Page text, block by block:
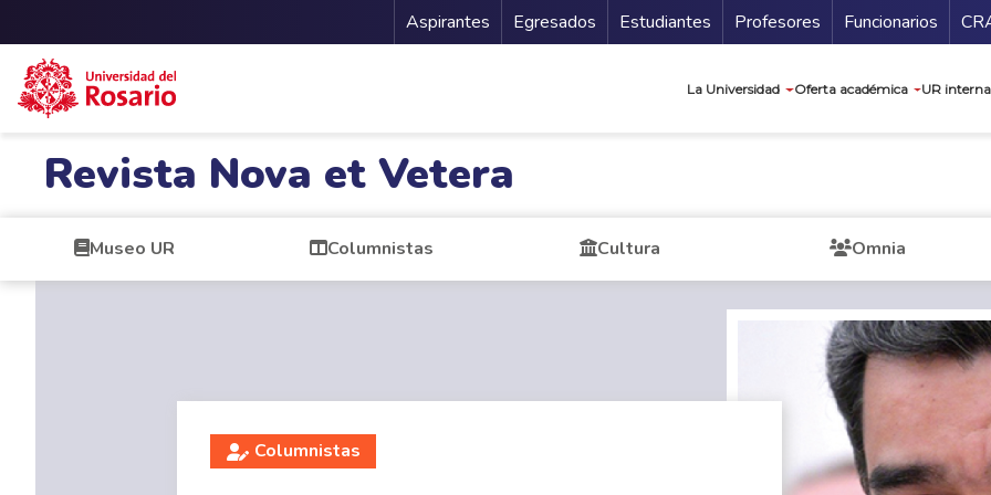
Menu Secundario
Aspirantes Egresados Estudiantes Profesores Funcionarios
La Universidad Oferta académica UR
Revista Nova et Vetera
Museo UR Columnistas Cultura Omnia
Columnistas